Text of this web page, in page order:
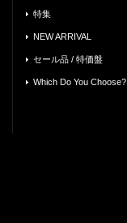
特集
NEW ARRIVAL
セール品 / 特価盤
Which Do You Choose?